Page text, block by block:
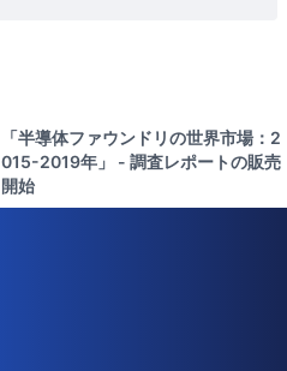
「半導体ファウンドリの世界市場：2
015-2019年」 - 調査レポートの販売
開始